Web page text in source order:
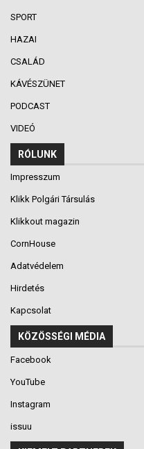
SPORT
HAZAI
CSALÁD
KÁVÉSZÜNET
PODCAST
VIDEÓ
RÓLUNK
Impresszum
Klikk Polgári Társulás
Klikkout magazin
CornHouse
Adatvédelem
Hirdetés
Kapcsolat
KÖZÖSSÉGI MÉDIA
Facebook
YouTube
Instagram
issuu